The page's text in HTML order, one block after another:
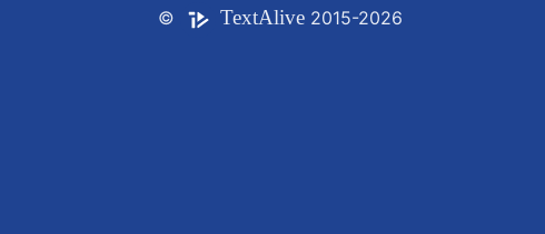
© TextAlive2015-2026